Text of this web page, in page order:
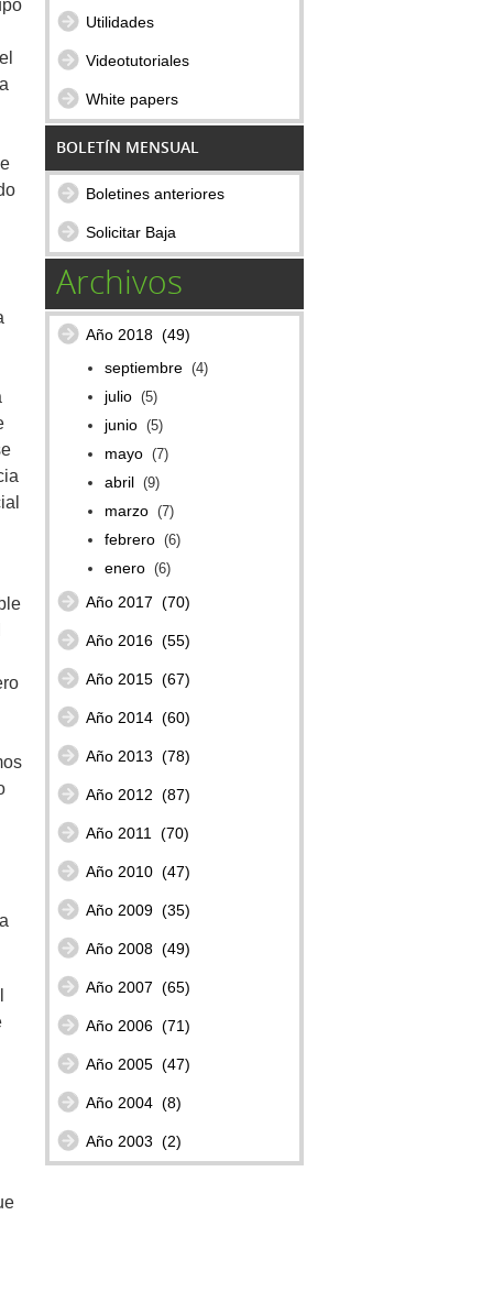
Utilidades
Videotutoriales
White papers
BOLETÍN MENSUAL
Boletines anteriores
Solicitar Baja
Archivos
Año 2018 (49)
septiembre (4)
julio (5)
junio (5)
mayo (7)
abril (9)
marzo (7)
febrero (6)
enero (6)
Año 2017 (70)
Año 2016 (55)
Año 2015 (67)
Año 2014 (60)
Año 2013 (78)
Año 2012 (87)
Año 2011 (70)
Año 2010 (47)
Año 2009 (35)
Año 2008 (49)
Año 2007 (65)
Año 2006 (71)
Año 2005 (47)
Año 2004 (8)
Año 2003 (2)